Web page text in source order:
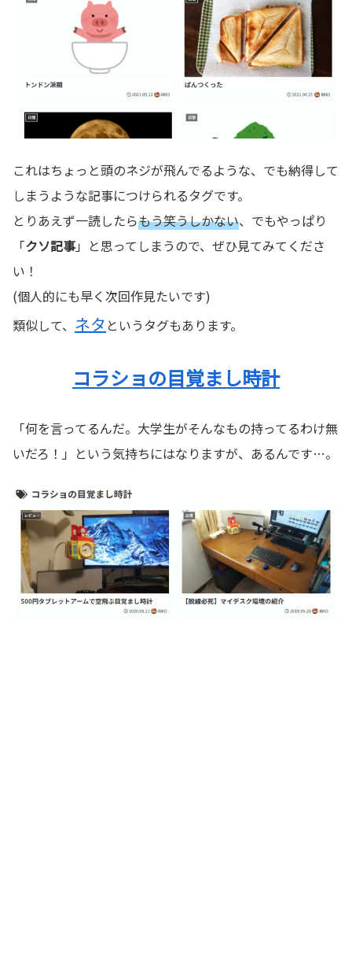
これはちょっと頭のネジが飛んでるような、でも納得して
しまうような記事につけられるタグです。
とりあえず一読したらもう笑うしかない、でもやっぱり
「クソ記事」と思ってしまうので、ぜひ見てみてくださ
い！
(個人的にも早く次回作見たいです)
類似して、 ネタ というタグもあります。
コラショの目覚まし時計
「何を言ってるんだ。大学生がそんなもの持ってるわけ無
いだろ！」という気持ちにはなりますが、あるんです…。